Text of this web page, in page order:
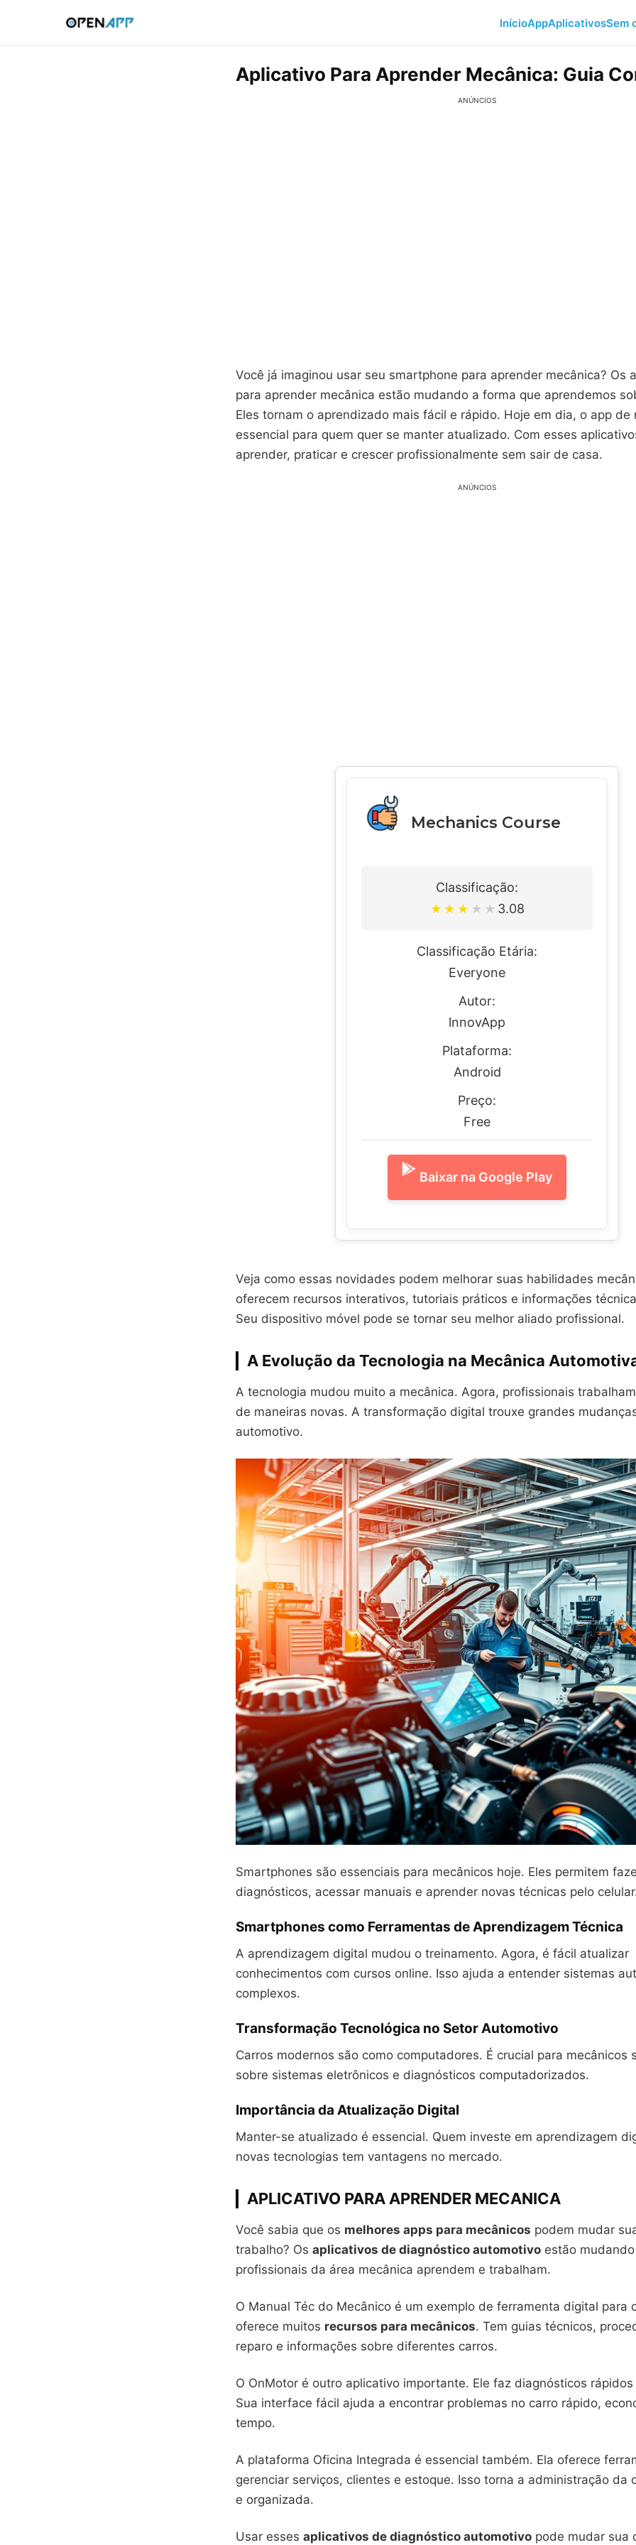
InícioAppAplicativosSem
Aplicativo Para Aprender Mecânica: Guia
ANÚNCIOS
Você já imaginou usar seu smartphone para aprender mecânica? Os
para aprender mecânica estão mudando a forma que aprendemos
Eles tornam o aprendizado mais fácil e rápido. Hoje em dia, o app de
essencial para quem quer se manter atualizado. Com esses
aprender, praticar e crescer profissionalmente sem sair de casa.
ANÚNCIOS
Mechanics Course
Classificação:
★ ★ ★ ★ ★ 3.08
Classificação Etária:
Everyone
Autor:
lnnovApp
Plataforma:
Android
Preço:
Free
Baixar na Google Play
Veja como essas novidades podem melhorar suas habilidades
oferecem recursos interativos, tutoriais práticos e informações
Seu dispositivo móvel pode se tornar seu melhor aliado profissional.
A Evolução da Tecnologia na Mecânica
A tecnologia mudou muito a mecânica. Agora, profissionais
de maneiras novas. A transformação digital trouxe grandes
automotivo.
Smartphones são essenciais para mecânicos hoje. Eles permitem
diagnósticos, acessar manuais e aprender novas técnicas pelo
Smartphones como Ferramentas de Aprendizagem Técnica
A aprendizagem digital mudou o treinamento. Agora, é fácil atualizar
conhecimentos com cursos online. Isso ajuda a entender sistemas
complexos.
Transformação Tecnológica no Setor Automotivo
Carros modernos são como computadores. É crucial para mecânicos
sobre sistemas eletrônicos e diagnósticos computadorizados.
Importância da Atualização Digital
Manter-se atualizado é essencial. Quem investe em aprendizagem
novas tecnologias tem vantagens no mercado.
APLICATIVO PARA APRENDER MECANICA
Você sabia que os melhores apps para mecânicos podem mudar
trabalho? Os aplicativos de diagnóstico automotivo estão
profissionais da área mecânica aprendem e trabalham.
O Manual Téc do Mecânico é um exemplo de ferramenta digital para
oferece muitos recursos para mecânicos. Tem guias técnicos,
reparo e informações sobre diferentes carros.
O OnMotor é outro aplicativo importante. Ele faz diagnósticos
Sua interface fácil ajuda a encontrar problemas no carro rápido,
tempo.
A plataforma Oficina Integrada é essencial também. Ela oferece
gerenciar serviços, clientes e estoque. Isso torna a administração da
e organizada.
Usar esses aplicativos de diagnóstico automotivo pode mudar sua